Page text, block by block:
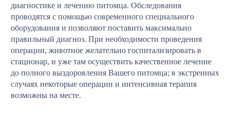
диагностике и лечению питомца. Обследования
проводятся с помощью современного специального
оборудования и позволяют поставить максимально
правильный диагноз. При необходимости проведения
операции, животное желательно госпитализировать в
стационар, и уже там осуществить качественное лечение
до полного выздоровления Вашего питомца; в экстренных
случаях некоторые операции и интенсивная терапия
возможны на месте.